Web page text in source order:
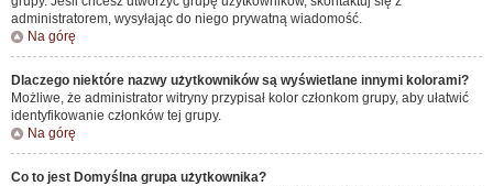
administratorem, wysyłając do niego prywatną wiadomość.
Na górę
Dlaczego niektóre nazwy użytkowników są wyświetlane innymi kolorami?
Możliwe, że administrator witryny przypisał kolor członkom grupy, aby ułatwić
identyfikowanie członków tej grupy.
Na górę
Co to jest Domyślna grupa użytkownika?